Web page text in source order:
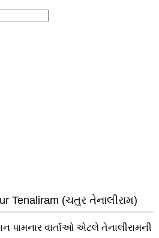
Tenaliram (ચતુર તેનાલીરામ)
પામનાર વાર્તાઓ એટલે તેનાલીરામની